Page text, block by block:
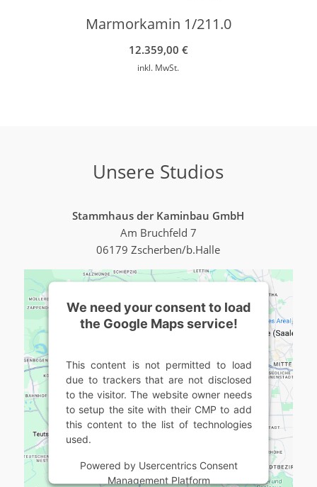
Marmorkamin 1/211.0
12.359,00 €
inkl. MwSt.
Unsere Studios
Stammhaus der Kaminbau GmbH
Am Bruchfeld 7
06179 Zscherben/b.Halle
We need your consent to load
the Google Maps service!
This content is not permitted to load
due to trackers that are not disclosed
to the visitor. The website owner needs
to setup the site with their CMP to add
this content to the list of technologies
used.
Powered by Usercentrics Consent
Management Platform